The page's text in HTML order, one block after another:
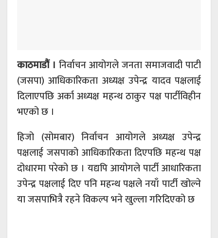
काठमाडौं । निर्वाचन आयोगले जनता समाजवादी पाटी
(जसपा) आधिकारिकता अध्यक्ष उपेन्द्र यादव पक्षलाई
दिलाएपछि अर्का अध्यक्ष महन्थ ठाकुर पक्ष पार्टीविहीन
भएको छ ।
हिजो (सोमबार) निर्वाचन आयोगले अध्यक्ष उपेन्द्र
पक्षलाई जसपाको आधिकारिकता दिएपछि महन्थ पक्ष
दोधारमा परेको छ । यद्यपि आयोगले पार्टी आधारिकता
उपेन्द्र पक्षलाई दिए पनि महन्थ पक्षले नयाँ पार्टी खोल्ने
या जसपाभित्रै रहने विकल्प भने खुल्ला गरिदिएको छ